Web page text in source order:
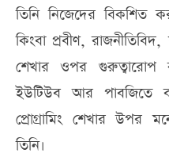
তিনি নিজেদের
কিংবা প্রবীণ, রাজনীতিবিদ,
শেখার ওপর গুরুত্বারোপ
ইউটিউব আর পাবজিতে
প্রোগ্রামিং শেখার উপর
তিনি।